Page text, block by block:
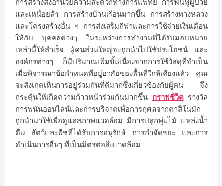
การสร้างสิ่งอำนวยความสะดวกทางการแพทย์ การฟื้นฟูผู้ป่วย
และเหนื่อยล้า การสร้างบ้านเรือนมากขึ้น การสร้างทางหลวง
และโครงสร้างอื่น ๆ การส่งเสริมกีฬาและการใช้จ่ายเงินเดือน
ให้กับ บุคคลต่างๆ ในระหว่างการทำงานที่ได้รับมอบหมาย
เหล่านี้ให้สำเร็จ ผู้คนส่วนใหญ่จะถูกนำไปใช้ประโยชน์ และ
องค์กรต่างๆ ก็มีปริมาณเพิ่มขึ้นเนื่องจากการใช้วัสดุที่จำเป็น
เมื่อพิจารณาข้อกำหนดที่อยู่อาศัยของพื้นที่ใกล้เคียงแล้ว คุณ
จะสังเกตเห็นการอยู่ร่วมกันที่ดีมากซึ่งเกี่ยวข้องกับผู้คน จึง
กระตุ้นให้เกิดความก้าวหน้าร่วมกันมากขึ้น กราฟชีวิตรางวัล
การพนันออนไลน์และการบริจาคเพื่อการกุศลจากคาสิโนมัก
ถูกนำมาใช้เพื่อดูแลสภาพแวดล้อม มีการปลูกพุ่มไม้ แหล่งน้ำ
ดื่ม สัตว์และพืชที่ได้รับการอนุรักษ์ การกำจัดขยะ และการ
ดำเนินการอื่นๆ ที่เป็นมิตรต่อสิ่งแวดล้อม